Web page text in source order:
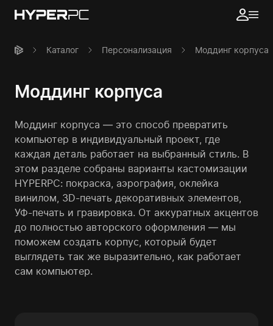
Каталог Персонализация Моддинг корпуса
Моддинг корпуса
Моддинг корпуса — это способ превратить
компьютер в индивидуальный проект, где
каждая деталь работает на выбранный стиль. В
этом разделе собраны варианты кастомизации
HYPERPC: покраска, аэрография, оклейка
винилом, 3D-печать декоративных элементов,
УФ-печать и гравировка. От аккуратных акцентов
до полностью авторского оформления — мы
поможем создать корпус, который будет
выглядеть так же выразительно, как работает
сам компьютер.